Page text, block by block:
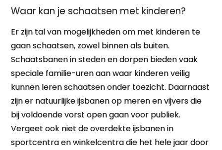
Waar kan je schaatsen met kinderen?
Er zijn tal van mogelijkheden om met kinderen te
gaan schaatsen, zowel binnen als buiten.
Schaatsbanen in steden en dorpen bieden vaak
speciale familie-uren aan waar kinderen veilig
kunnen leren schaatsen onder toezicht. Daarnaast
zijn er natuurlijke ijsbanen op meren en vijvers die
bij voldoende vorst open gaan voor publiek.
Vergeet ook niet de overdekte ijsbanen in
sportcentra en winkelcentra die het hele jaar door